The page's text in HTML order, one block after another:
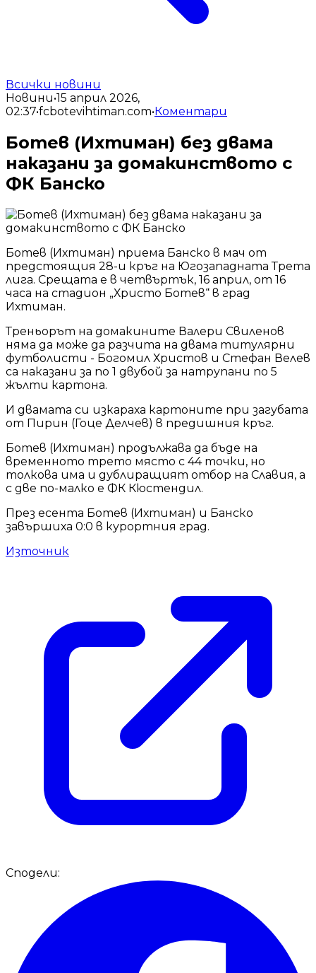
Всички новини
Новини•15 април 2026,
02:37•fcbotevihtiman.com•Коментари
Ботев (Ихтиман) без двама
наказани за домакинството с
ФК Банско
Ботев (Ихтиман) приема Банско в мач от
предстоящия 28-и кръг на Югозападната Трета
лига. Срещата е в четвъртък, 16 април, от 16
часа на стадион „Христо Ботев“ в град
Ихтиман.
Треньорът на домакините Валери Свиленов
няма да може да разчита на двама титулярни
футболисти - Богомил Христов и Стефан Велев
са наказани за по 1 двубой за натрупани по 5
жълти картона.
И двамата си изкараха картоните при загубата
от Пирин (Гоце Делчев) в предишния кръг.
Ботев (Ихтиман) продължава да бъде на
временното трето място с 44 точки, но
толкова има и дублиращият отбор на Славия, а
с две по-малко е ФК Кюстендил.
През есента Ботев (Ихтиман) и Банско
завършиха 0:0 в курортния град.
Източник
Сподели: